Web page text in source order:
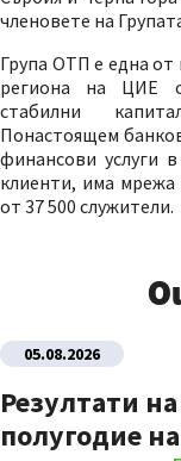
членовете на
Група ОТП е една
региона на ЦИЕ с
стабилни
Понастоящем
финансови услуги
клиенти, има мрежа
от 37 500 служители.
05.08.2026
Резултати
полугодие